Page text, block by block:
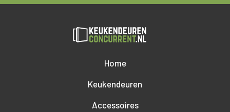
Home
Keukendeuren
Accessoires